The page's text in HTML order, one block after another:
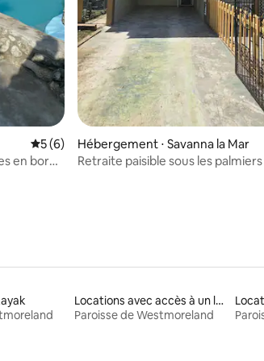
: 5 sur 5
Évaluation moyenne sur la base de 6
5 (6)
en bord
Hébergement ⋅ Savanna la Mar
Retraite paisible sous les palmiers
Locations avec accès à un lac
Paroisse de Westmoreland